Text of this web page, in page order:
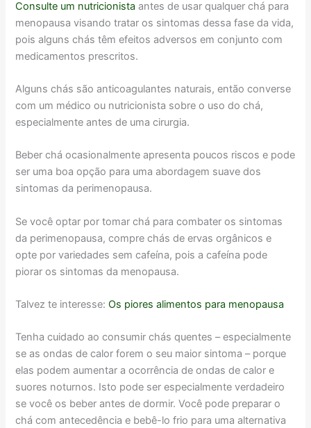
Consulte um nutricionista antes de usar qualquer chá para
menopausa visando tratar os sintomas dessa fase da vida,
pois alguns chás têm efeitos adversos em conjunto com
medicamentos prescritos.
Alguns chás são anticoagulantes naturais, então converse
com um médico ou nutricionista sobre o uso do chá,
especialmente antes de uma cirurgia.
Beber chá ocasionalmente apresenta poucos riscos e pode
ser uma boa opção para uma abordagem suave dos
sintomas da perimenopausa.
Se você optar por tomar chá para combater os sintomas
da perimenopausa, compre chás de ervas orgânicos e
opte por variedades sem cafeína, pois a cafeína pode
piorar os sintomas da menopausa.
Talvez te interesse:Os piores alimentos para menopausa
Tenha cuidado ao consumir chás quentes – especialmente
se as ondas de calor forem o seu maior sintoma – porque
elas podem aumentar a ocorrência de ondas de calor e
suores noturnos. Isto pode ser especialmente verdadeiro
se você os beber antes de dormir. Você pode preparar o
chá com antecedência e bebê-lo frio para uma alternativa